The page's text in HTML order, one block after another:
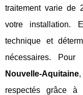
traitement varie de
votre installation.
technique et
nécessaires. Pour
Nouvelle-Aquitaine
respectés grâce